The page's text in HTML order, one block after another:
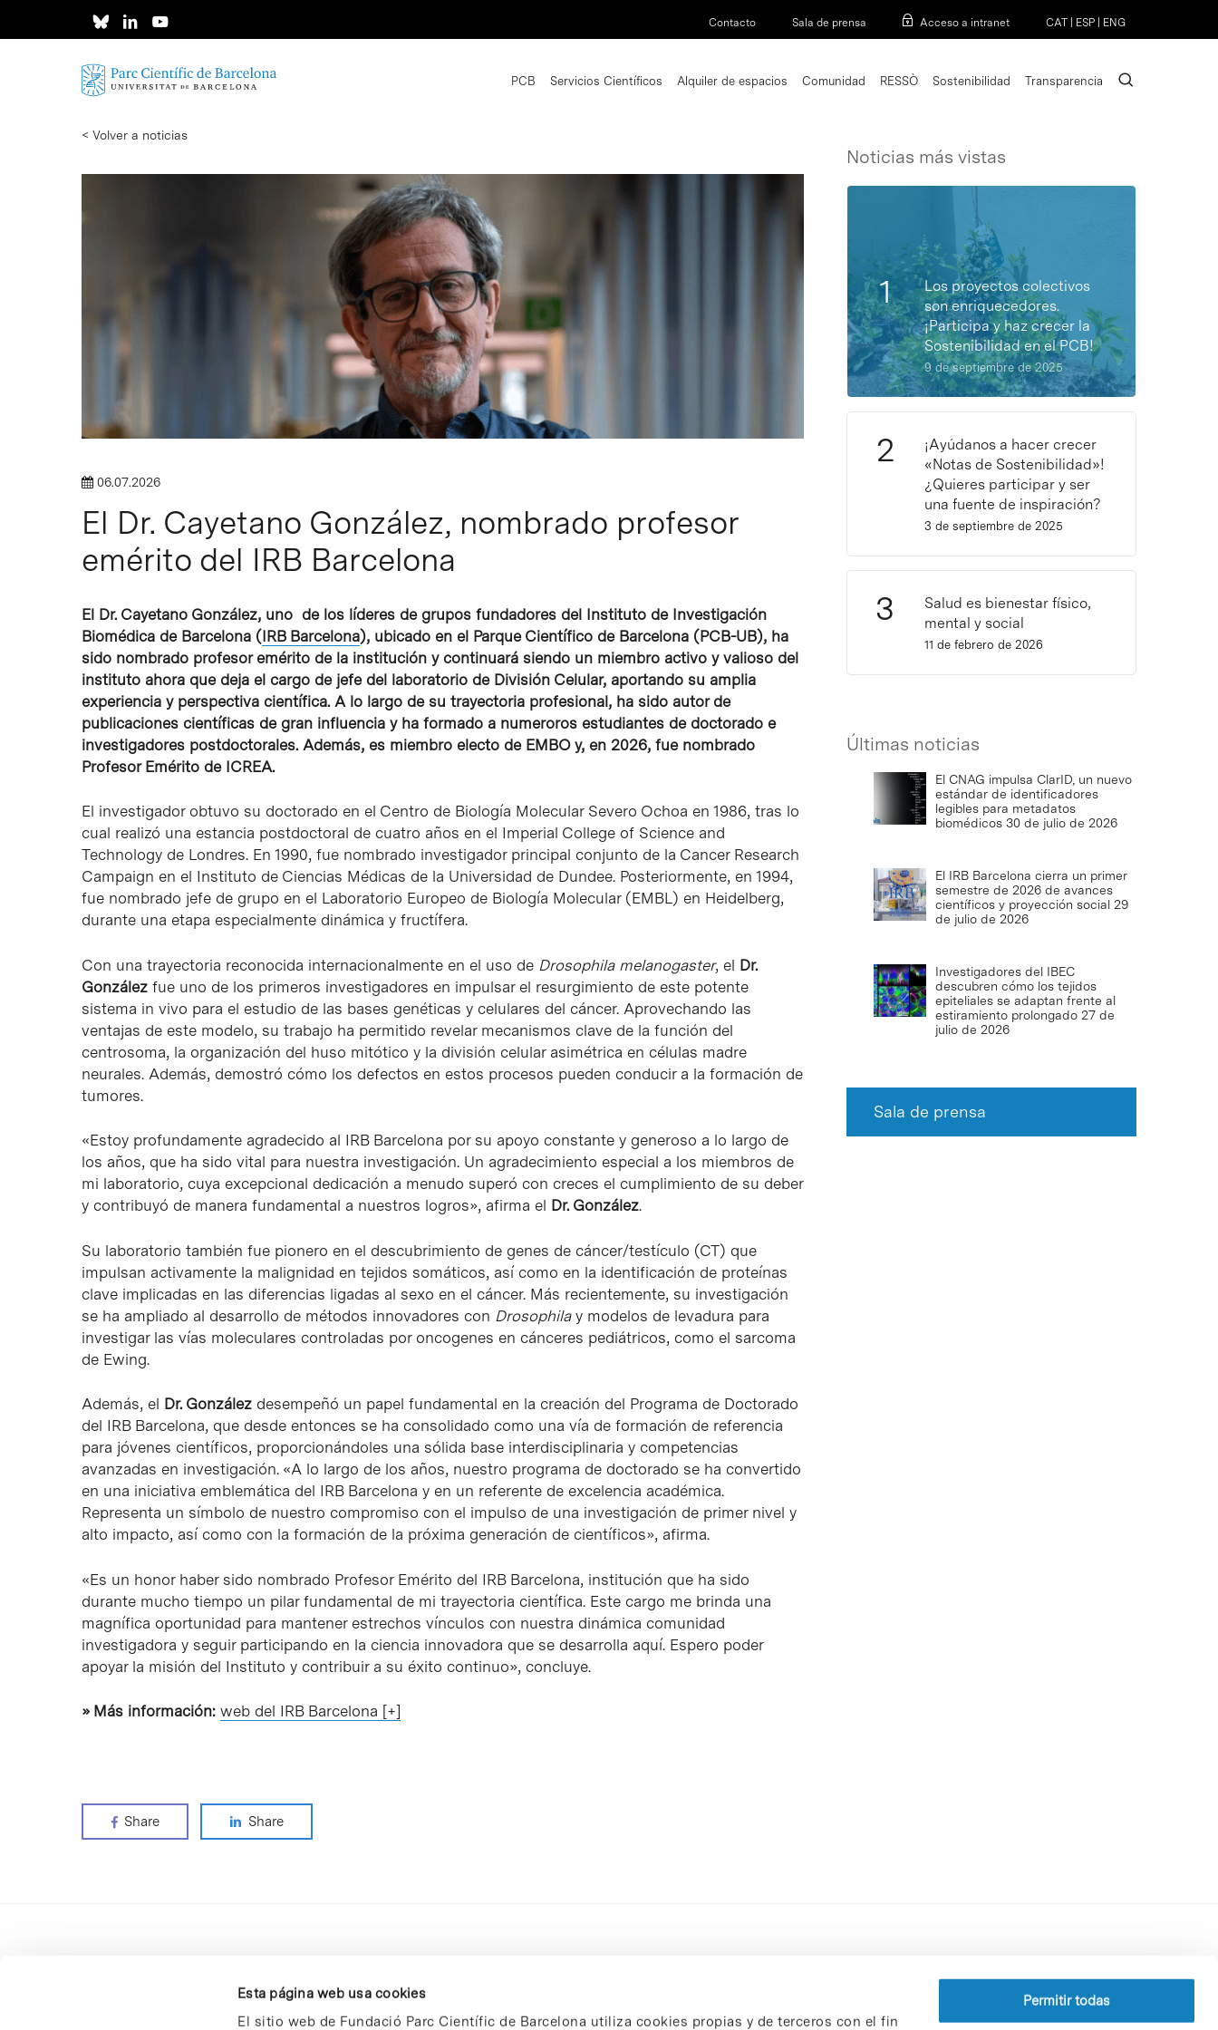
Esta página web usa cookies
El sitio web de Fundació Parc Científic de Barcelona utiliza cookies propias y de terceros con el fin
Permitir todas
Contacto Sala de prensa Acceso a intranet CAT ESP ENG
Intro para buscar o ESC per cerrar
PCB Servicios Científicos Alquiler de espacios Comunidad RESSÒ Sostenibilidad Transparencia search
< Volver a noticias
06.07.2026
El Dr. Cayetano González, nombrado profesor
emérito del IRB Barcelona
El Dr. Cayetano González, uno de los líderes de grupos fundadores del Instituto de Investigación
Biomédica de Barcelona (IRB Barcelona), ubicado en el Parque Científico de Barcelona (PCB-UB), ha
sido nombrado profesor emérito de la institución y continuará siendo un miembro activo y valioso del
instituto ahora que deja el cargo de jefe del laboratorio de División Celular, aportando su amplia
experiencia y perspectiva científica. A lo largo de su trayectoria profesional, ha sido autor de
publicaciones científicas de gran influencia y ha formado a numeroros estudiantes de doctorado e
investigadores postdoctorales. Además, es miembro electo de EMBO y, en 2026, fue nombrado
Profesor Emérito de ICREA.
El investigador obtuvo su doctorado en el Centro de Biología Molecular Severo Ochoa en 1986, tras lo
cual realizó una estancia postdoctoral de cuatro años en el Imperial College of Science and
Technology de Londres. En 1990, fue nombrado investigador principal conjunto de la Cancer Research
Campaign en el Instituto de Ciencias Médicas de la Universidad de Dundee. Posteriormente, en 1994,
fue nombrado jefe de grupo en el Laboratorio Europeo de Biología Molecular (EMBL) en Heidelberg,
durante una etapa especialmente dinámica y fructífera.
Con una trayectoria reconocida internacionalmente en el uso de Drosophila melanogaster, el Dr.
González fue uno de los primeros investigadores en impulsar el resurgimiento de este potente
sistema in vivo para el estudio de las bases genéticas y celulares del cáncer. Aprovechando las
ventajas de este modelo, su trabajo ha permitido revelar mecanismos clave de la función del
centrosoma, la organización del huso mitótico y la división celular asimétrica en células madre
neurales. Además, demostró cómo los defectos en estos procesos pueden conducir a la formación de
tumores.
«Estoy profundamente agradecido al IRB Barcelona por su apoyo constante y generoso a lo largo de
los años, que ha sido vital para nuestra investigación. Un agradecimiento especial a los miembros de
mi laboratorio, cuya excepcional dedicación a menudo superó con creces el cumplimiento de su deber
y contribuyó de manera fundamental a nuestros logros», afirma el Dr. González.
Su laboratorio también fue pionero en el descubrimiento de genes de cáncer/testículo (CT) que
impulsan activamente la malignidad en tejidos somáticos, así como en la identificación de proteínas
clave implicadas en las diferencias ligadas al sexo en el cáncer. Más recientemente, su investigación
se ha ampliado al desarrollo de métodos innovadores con Drosophilay modelos de levadura para
investigar las vías moleculares controladas por oncogenes en cánceres pediátricos, como el sarcoma
de Ewing.
Además, el Dr. González desempeñó un papel fundamental en la creación del Programa de Doctorado
del IRB Barcelona, que desde entonces se ha consolidado como una vía de formación de referencia
para jóvenes científicos, proporcionándoles una sólida base interdisciplinaria y competencias
avanzadas en investigación. «A lo largo de los años, nuestro programa de doctorado se ha convertido
en una iniciativa emblemática del IRB Barcelona y en un referente de excelencia académica.
Representa un símbolo de nuestro compromiso con el impulso de una investigación de primer nivel y
alto impacto, así como con la formación de la próxima generación de científicos», afirma.
«Es un honor haber sido nombrado Profesor Emérito del IRB Barcelona, institución que ha sido
durante mucho tiempo un pilar fundamental de mi trayectoria científica. Este cargo me brinda una
magnífica oportunidad para mantener estrechos vínculos con nuestra dinámica comunidad
investigadora y seguir participando en la ciencia innovadora que se desarrolla aquí. Espero poder
apoyar la misión del Instituto y contribuir a su éxito continuo», concluye.
» Más información: web del IRB Barcelona [+]
Share Share
Noticias más vistas
Los proyectos colectivos
son enriquecedores.
¡Participa y haz crecer la
Sostenibilidad en el PCB!
9 de septiembre de 2025
¡Ayúdanos a hacer crecer
«Notas de Sostenibilidad»!
¿Quieres participar y ser
una fuente de inspiración?
3 de septiembre de 2025
Salud es bienestar físico,
mental y social
11 de febrero de 2026
Últimas noticias
El CNAG impulsa ClarID, un nuevo
estándar de identificadores
legibles para metadatos
biomédicos 30 de julio de 2026
El IRB Barcelona cierra un primer
semestre de 2026 de avances
científicos y proyección social 29
de julio de 2026
Investigadores del IBEC
descubren cómo los tejidos
epiteliales se adaptan frente al
estiramiento prolongado 27 de
julio de 2026
Sala de prensa
Perfil del contratante
Política de privacidad
Aviso Legal